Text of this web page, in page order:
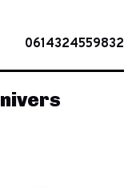
0614324559832